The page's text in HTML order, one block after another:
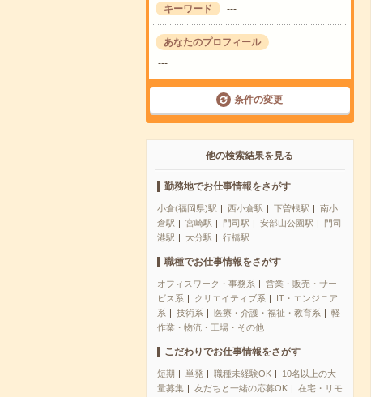
キーワード ---
あなたのプロフィール
---
条件の変更
他の検索結果を見る
勤務地でお仕事情報をさがす
小倉(福岡県)駅 西小倉駅 下曽根駅
南小
倉駅
宮崎駅 門司駅 安部山公園駅
門司
港駅
大分駅 行橋駅
職種でお仕事情報をさがす
オフィスワーク・事務系
営業・販売・サー
ビス系
クリエイティブ系
IT・エンジニア
系
技術系 医療・介護・福祉・教育系
軽
作業・物流・工場・その他
こだわりでお仕事情報をさがす
短期 単発 職種未経験OK
10名以上の大
量募集
友だちと一緒の応募OK
在宅・リモ